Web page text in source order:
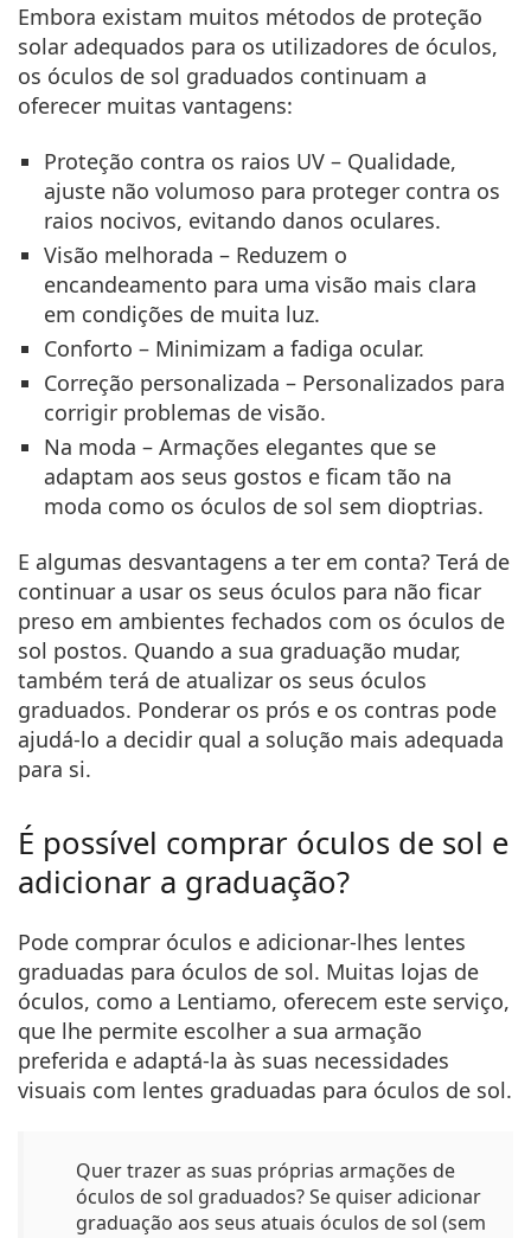
Embora existam muitos métodos de proteção
solar adequados para os utilizadores de óculos,
os óculos de sol graduados continuam a
oferecer muitas vantagens:
Proteção contra os raios UV – Qualidade,
ajuste não volumoso para proteger contra os
raios nocivos, evitando danos oculares.
Visão melhorada – Reduzem o
encandeamento para uma visão mais clara
em condições de muita luz.
Conforto – Minimizam a fadiga ocular.
Correção personalizada – Personalizados para
corrigir problemas de visão.
Na moda – Armações elegantes que se
adaptam aos seus gostos e ficam tão na
moda como os óculos de sol sem dioptrias.
E algumas desvantagens a ter em conta? Terá de
continuar a usar os seus óculos para não ficar
preso em ambientes fechados com os óculos de
sol postos. Quando a sua graduação mudar,
também terá de atualizar os seus óculos
graduados. Ponderar os prós e os contras pode
ajudá-lo a decidir qual a solução mais adequada
para si.
É possível comprar óculos de sol e
adicionar a graduação?
Pode comprar óculos e adicionar-lhes lentes
graduadas para óculos de sol. Muitas lojas de
óculos, como a Lentiamo, oferecem este serviço,
que lhe permite escolher a sua armação
preferida e adaptá-la às suas necessidades
visuais com lentes graduadas para óculos de sol.
Quer trazer as suas próprias armações de
óculos de sol graduados?Se quiser adicionar
graduação aos seus atuais óculos de sol (sem